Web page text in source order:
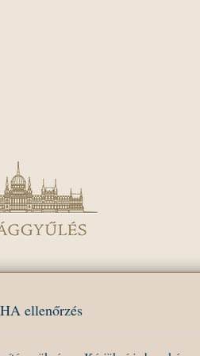
ellenőrzés